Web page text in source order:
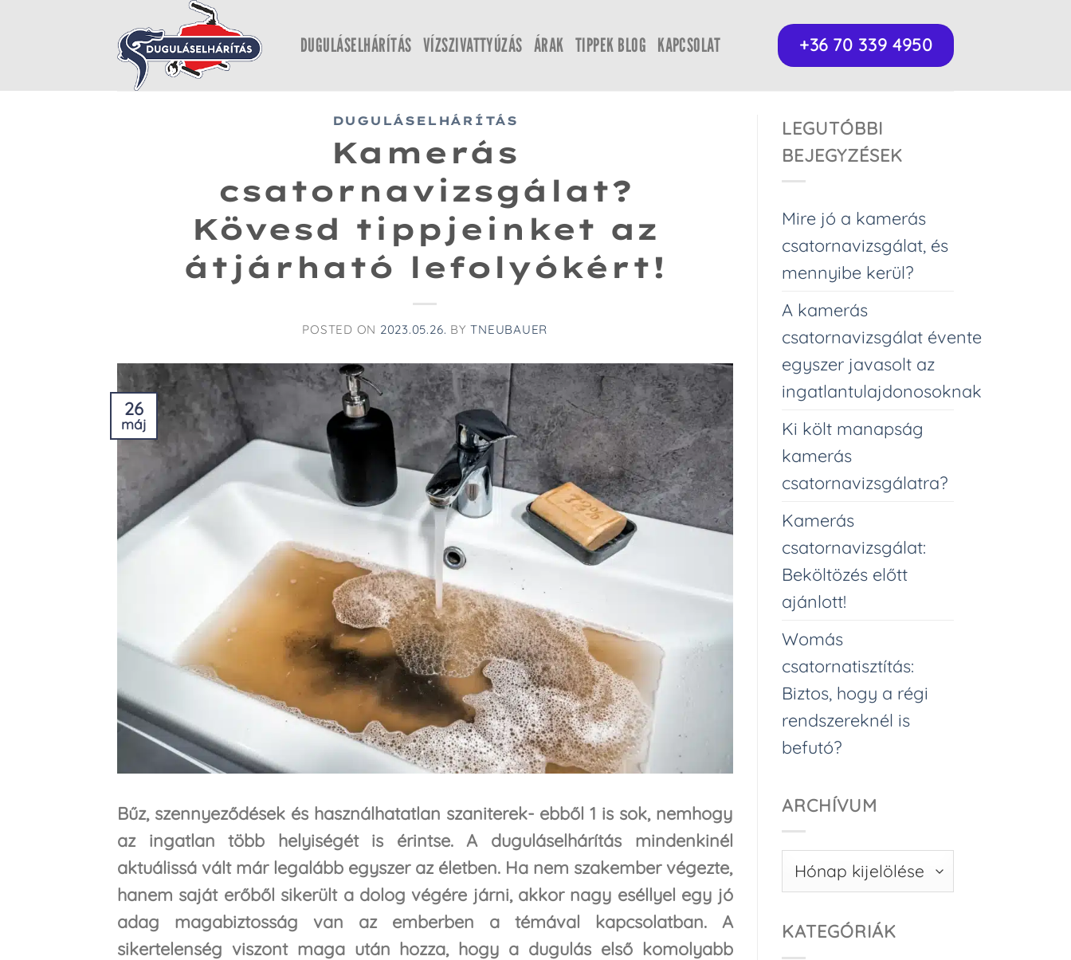
DUGULÁSELHÁRÍTÁS VÍZSZIVATTYÚZÁS ÁRAK TIPPEK BLOG KAPCSOLAT +36 70 339 4950
DUGULÁSELHÁRÍTÁS
Kamerás
csatornavizsgálat?
Kövesd tippjeinket az
átjárható lefolyókért!
POSTED ON 2023.05.26. BYTNEUBAUER
26
máj
Bűz, szennyeződések és használhatatlan szaniterek- ebből 1 is sok, nemhogy
az ingatlan több helyiségét is érintse. A duguláselhárítás mindenkinél
aktuálissá vált már legalább egyszer az életben. Ha nem szakember végezte,
hanem saját erőből sikerült a dolog végére járni, akkor nagy eséllyel egy jó
adag magabiztosság van az emberben a témával kapcsolatban. A
sikertelenség viszont maga után hozza, hogy a dugulás első komolyabb
LEGUTÓBBI
BEJEGYZÉSEK
Mire jó a kamerás
csatornavizsgálat, és
mennyibe kerül?
A kamerás
csatornavizsgálat évente
egyszer javasolt az
ingatlantulajdonosoknak
Ki költ manapság
kamerás
csatornavizsgálatra?
Kamerás
csatornavizsgálat:
Beköltözés előtt
ajánlott!
Womás
csatornatisztítás:
Biztos, hogy a régi
rendszereknél is
befutó?
ARCHÍVUM
Archívum
KATEGÓRIÁK